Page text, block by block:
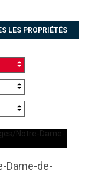
LES PROPRIÉTÉS
Dame-de-